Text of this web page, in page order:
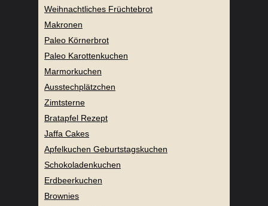
Weihnachtliches Früchtebrot
Makronen
Paleo Körnerbrot
Paleo Karottenkuchen
Marmorkuchen
Ausstechplätzchen
Zimtsterne
Bratapfel Rezept
Jaffa Cakes
Apfelkuchen Geburtstagskuchen
Schokoladenkuchen
Erdbeerkuchen
Brownies